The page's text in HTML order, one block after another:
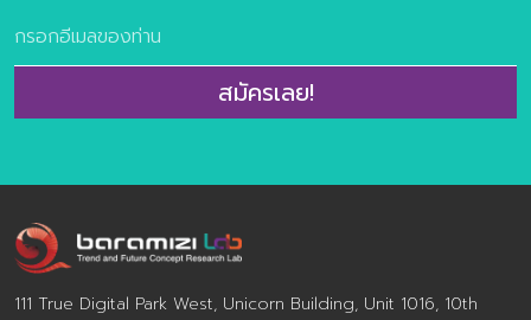
Protein FoodTech Edible Beauty >ข้อมูลตัวอย่างกรณี
ศึกษากว่า 100 ตัวอย่าง >ผลการวิจัยผู้บริโภคชาวไทย 800
ตัวอย่าง เกี่ยวกับการตอบรับเทรนด์อนาคตอาหาร จำนวน
160 หน้า พิเศษ ราคา 2,900 จากปกติ 3,500 บาท พิเศษ
และคอนเซ็ปต์แห่งอนาคต บารามีซี่แล็บ โดยลูกค้าสามารถร่วม
กันออกแบบเนื้อหาเทรนด์ด้านอาหารแห่งอนาคตที่ตรงประเด็น
และสอดคล้องกับ […]
สมัครเลย!
111 True Digital Park West, Unicorn Building, Unit 1016, 10th